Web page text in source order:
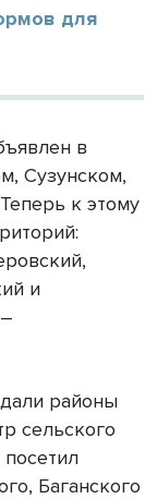
для
в
Сузунском,
к этому
и
районы
сельского
Баганского